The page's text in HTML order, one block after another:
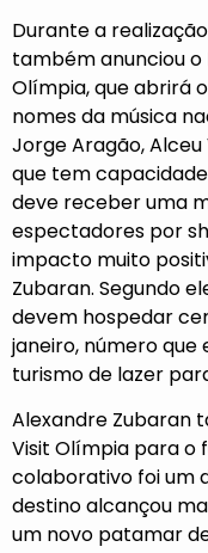
Durante a
também anunciou o
Olímpia, que abrirá
nomes da música
Jorge Aragão, Alceu
que tem
deve receber uma
espectadores por
impacto muito
Zubaran. Segundo
devem hospedar
janeiro, número
turismo de lazer
Alexandre Zubaran
Visit Olímpia para o
colaborativo foi um
destino alcançou
um novo patamar